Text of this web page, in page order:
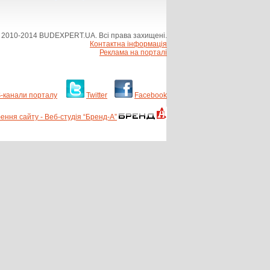
2014 BUDEXPERT.UA. Всі права захищені.
Контактна інформація
Реклама на порталі
канали порталу Twitter Facebook
сайту - Веб-студія “Бренд-А”